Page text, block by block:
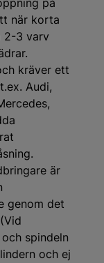
på
när korta
2-3 varv
kräver ett
Audi,
är
genom det
spindeln
och ej